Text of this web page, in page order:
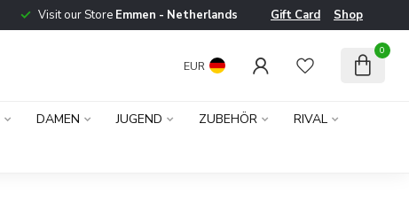
Visit our Store Emmen - Netherlands Gift Card Shop
EUR
0
DAMEN JUGEND ZUBEHÖR RIVAL